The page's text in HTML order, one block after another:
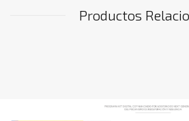
Productos